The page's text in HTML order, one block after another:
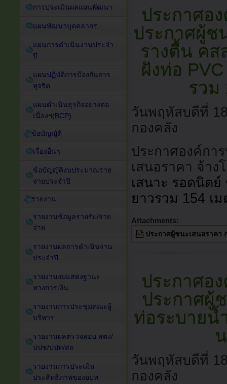
ประกาศอ
ประกาศผู้ช
รางตื้น คส
ฝังท่อ
รวม
วันพฤหัสบดีที่
กองคลัง
ประกาศองค์กา
เสนอราคา จ้าง
เสนาะ รอดนิต
ยาวรวม 154 เม
Attachments:
ประกาศผู้ชนะเสนอราคา
ประกาศอ
ประกาศผู้
ท่อระบายน้
วันพฤหัสบดีที่
กองคลัง
การประเมินผลแผนพัฒนา
แผนพัฒนาบุคคลากร
แผนการดำเนินงานประจำ
ปี
แผนปฏิบัติการป้องกันการ
ทุจริต
แผนดำเนินธุรกิจอย่างต่อ
เนื่องฯ(BCP)
ข้อบัญญัติ
เรื่องอื่นๆ
ข้อบัญญัติงบประมาณราย
จ่ายประจำปี
รายงาน
รายงานข้อมูลรายรับ/ราย
จ่าย
รายงานผลการดำเนินงาน
ประจำปี
รายงานงบแสดงฐานะ
ทางการเงิน
รายงานการประชุมคณะผู้
บริหาร
รายงานผลตรวจสอบ สตง/
ปปช/ปปท/สถ
รายงานการประเมิน
ประสิทธิภาพของอปท